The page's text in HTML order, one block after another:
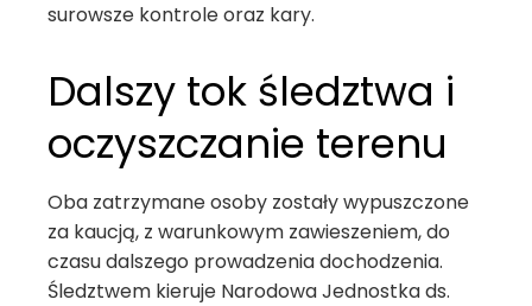
surowsze kontrole oraz kary.
Dalszy tok śledztwa i
oczyszczanie terenu
Oba zatrzymane osoby zostały wypuszczone
za kaucją, z warunkowym zawieszeniem, do
czasu dalszego prowadzenia dochodzenia.
Śledztwem kieruje Narodowa Jednostka ds.